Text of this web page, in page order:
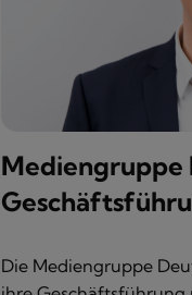
Mediengruppe
Die Mediengruppe